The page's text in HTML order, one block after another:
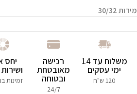
מידות 30/32
משלוח עד 14
ימי עסקים
120 ש"ח
רכישה
מאובטחת
ובטוחה
24/7
יחס
זמינות